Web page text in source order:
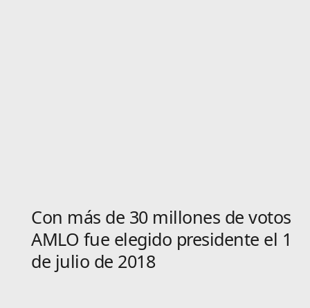
Con más de 30 millones de votos
AMLO fue elegido presidente el 1
de julio de 2018